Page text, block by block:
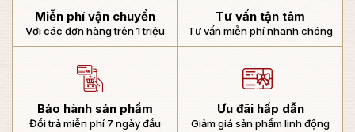
Miễn phí vận chuyển
Với các đơn hàng trên 1 triệu
Tư vấn tận tâm
Tư vấn miễn phí nhanh chóng
Bảo hành sản phẩm
Đổi trả miễn phí 7 ngày đầu
Ưu đãi hấp dẫn
Giảm giá sản phẩm linh động